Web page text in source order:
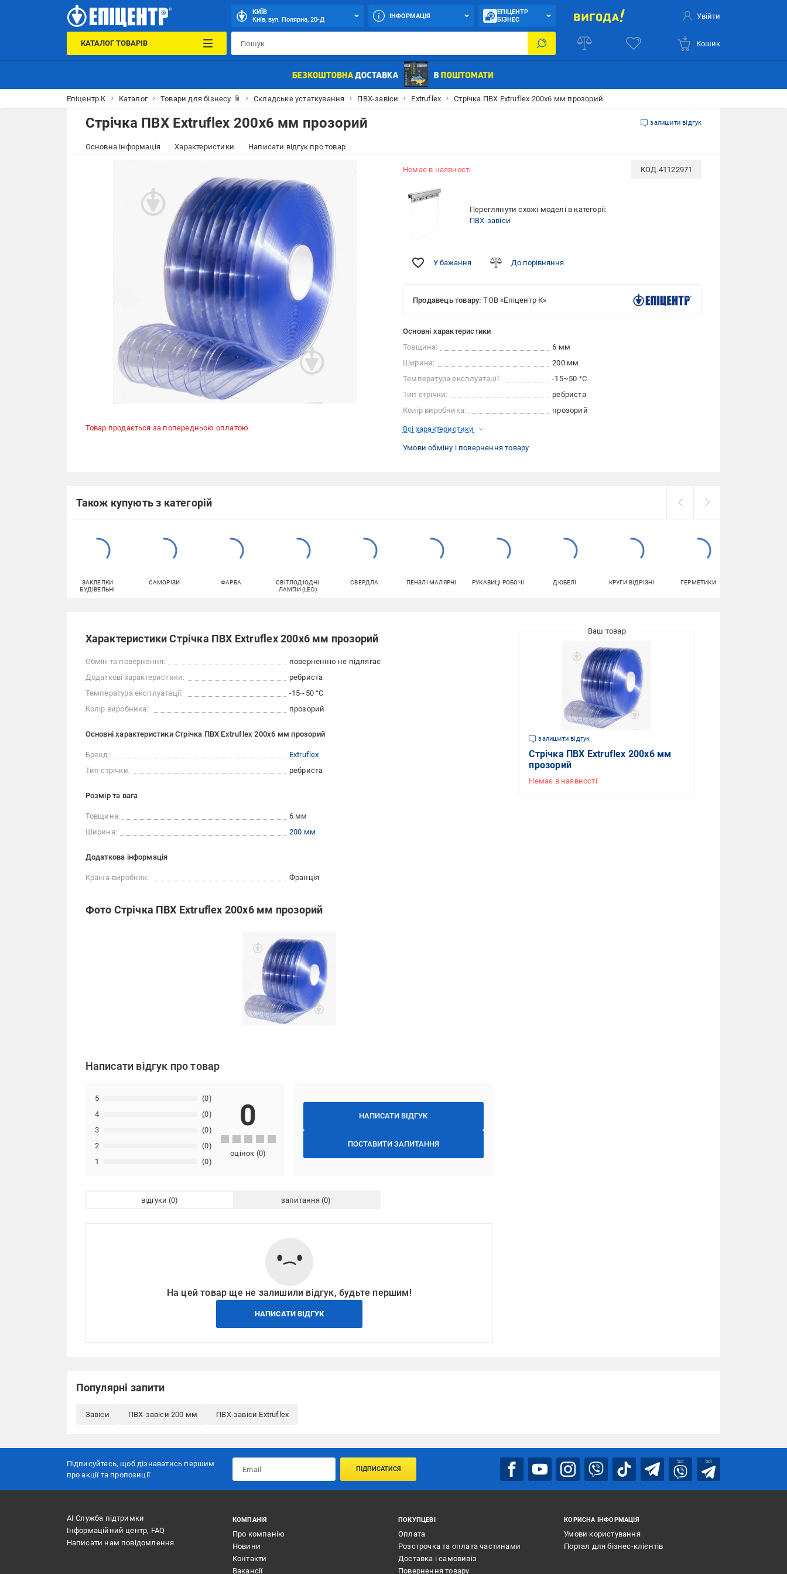
КИЇВ
Київ, вул. Полярна, 20-Д
ІНФОРМАЦІЯ
ЕПІЦЕНТР
БІЗНЕС
Увійти
КАТАЛОГ ТОВАРІВ Кошик
Епіцентр К Каталог Товари для бізнесу 📎 Складське устаткування ПВХ-завіси Extruflex Стрічка ПВХ Extruflex 200х6 мм прозорий
Стрічка ПВХ Extruflex 200х6 мм прозорий залишити відгук
Основна інформація Характеристики Написати відгук про товар
Товар продається за попередньою оплатою.
Немає в наявності КОД 41122971
Переглянути схожі моделі в категорії:
ПВХ-завіси
У бажання До порівняння
Продавець товару: ТОВ «Епіцентр К»
Основні характеристики
Товщина:
6 мм
Ширина:
200 мм
Температура експлуатації:
-15~50 °C
Тип стрічки:
ребриста
Колір виробника:
прозорий
Всі характеристики
Умови обміну і повернення товару
Також купують з категорій
ЗАКЛЕПКИ
БУДІВЕЛЬНІ
САМОРІЗИ ФАРБА
СВІТЛОДІОДНІ
ЛАМПИ (LED)
СВЕРДЛА ПЕНЗЛІ МАЛЯРНІ РУКАВИЦІ РОБОЧІ ДЮБЕЛІ КРУГИ ВІДРІЗНІ ГЕРМЕТИКИ
Характеристики Стрічка ПВХ Extruflex 200х6 мм прозорий
Обмін та повернення:
поверненню не підлягає
Додаткові характеристики:
ребриста
Температура експлуатації:
-15~50 °C
Колір виробника:
прозорий
Основні характеристики Стрічка ПВХ Extruflex 200х6 мм прозорий
Бренд:
Extruflex
Тип стрічки:
ребриста
Розмір та вага
Товщина:
6 мм
Ширина:
200 мм
Додаткова інформація
Країна-виробник: Франція
Фото Стрічка ПВХ Extruflex 200х6 мм прозорий
Написати відгук про товар
НАПИСАТИ ВІДГУК
ПОСТАВИТИ ЗАПИТАННЯ
1 (0)
2 (0)
3 (0)
4 (0)
5 (0)
0
оцінок (0)
відгуки запитання
На цей товар ще не залишили відгук, будьте першим!
НАПИСАТИ ВІДГУК
залишити відгук
Стрічка ПВХ Extruflex 200х6 мм
прозорий
Немає в наявності
Популярні запити
Завіси ПВХ-завіси 200 мм ПВХ-завіси Extruflex
Підписуйтесь, щоб дізнаватись першим
про акції та пропозиції
ПІДПИСАТИСЯ
bot bot
АІ Служба підтримки
Інформаційний центр, FAQ
Написати нам повідомлення
КОМПАНІЯ
Про компанію
Новини
Контакти
Вакансії
ПОКУПЦЕВІ
Оплата
Розстрочка та оплата частинами
Доставка і самовивіз
Повернення товару
КОРИСНА ІНФОРМАЦІЯ
Умови користування
Портал для бізнес-клієнтів